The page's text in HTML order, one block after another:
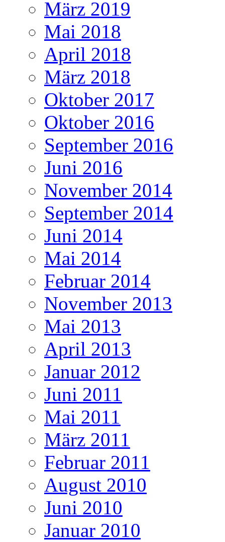
März 2019
Mai 2018
April 2018
März 2018
Oktober 2017
Oktober 2016
September 2016
Juni 2016
November 2014
September 2014
Juni 2014
Mai 2014
Februar 2014
November 2013
Mai 2013
April 2013
Januar 2012
Juni 2011
Mai 2011
März 2011
Februar 2011
August 2010
Juni 2010
Januar 2010